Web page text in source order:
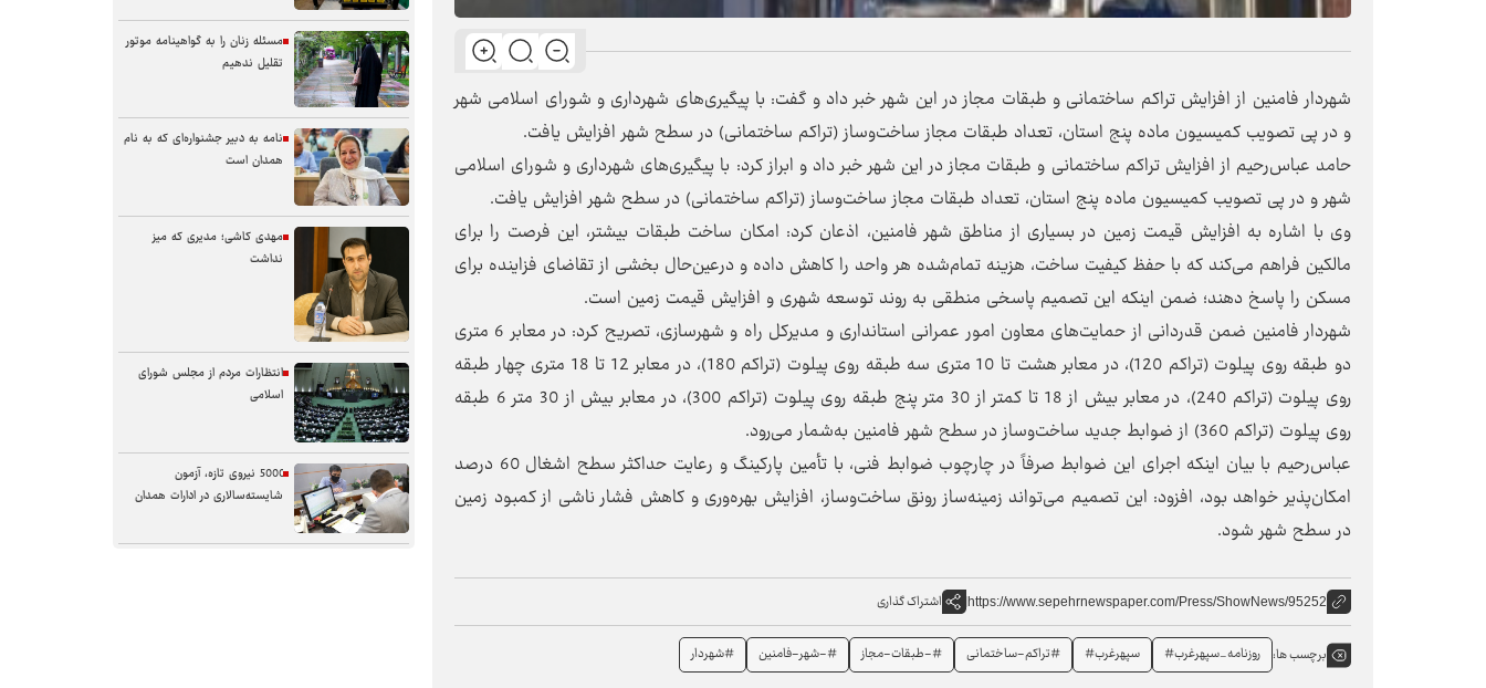
شهردار فامنین از افزایش تراکم ساختمانی و طبقات مجاز در این شهر خبر داد و گفت: با پیگیری‌های شهرداری و شورای اسلامی شهر
و در پی تصویب کمیسیون ماده پنج استان، تعداد طبقات مجاز ساخت‌وساز (تراکم ساختمانی) در سطح شهر افزایش یافت.
حامد عباس‌رحیم از افزایش تراکم ساختمانی و طبقات مجاز در این شهر خبر داد و ابراز کرد: با پیگیری‌های شهرداری و شورای اسلامی
شهر و در پی تصویب کمیسیون ماده پنج استان، تعداد طبقات مجاز ساخت‌وساز (تراکم ساختمانی) در سطح شهر افزایش یافت.
وی با اشاره به افزایش قیمت زمین در بسیاری از مناطق شهر فامنین، اذعان کرد: امکان ساخت طبقات بیشتر، این فرصت را برای
مالکین فراهم می‌کند که با حفظ کیفیت ساخت، هزینه تمام‌شده هر واحد را کاهش داده و درعین‌حال بخشی از تقاضای فزاینده برای
مسکن را پاسخ دهند؛ ضمن اینکه این تصمیم پاسخی منطقی به روند توسعه شهری و افزایش قیمت زمین است.
شهردار فامنین ضمن قدردانی از حمایت‌های معاون امور عمرانی استانداری و مدیرکل راه و شهرسازی، تصریح کرد: در معابر 6 متری
دو طبقه روی پیلوت (تراکم 120)، در معابر هشت تا 10 متری سه طبقه روی پیلوت (تراکم 180)، در معابر 12 تا 18 متری چهار طبقه
روی پیلوت (تراکم ‌240)، در معابر بیش از 18 تا کمتر از 30 متر پنج طبقه روی پیلوت (تراکم 300)، در معابر بیش از 30 متر 6 طبقه
روی پیلوت (تراکم 360) از ضوابط جدید ساخت‌وساز در سطح شهر فامنین به‌شمار می‌رود.
عباس‌رحیم با بیان اینکه اجرای این ضوابط صرفاً در چارچوب ضوابط فنی، با تأمین پارکینگ و رعایت حداکثر سطح اشغال 60 درصد
امکان‌پذیر خواهد بود، افزود: این تصمیم می‌تواند زمینه‌ساز رونق ساخت‌وساز، افزایش بهره‌وری و کاهش فشار ناشی از کمبود زمین
در سطح شهر شود.
https://www.sepehrnewspaper.com/Press/ShowNews/95252 اشتراک گذاری
برچسب ها: روزنامه_سپهرغرب# سپهرغرب# #تراکم-ساختمانی #-طبقات-مجاز #-شهر-فامنین #شهردار
مسئله زنان را به گواهینامه موتور
تقلیل ندهیم
نامه به دبیر جشنواره‌ای که به نام
همدان است
مهدی کاشی؛ مدیری که میز
نداشت
انتظارات مردم از مجلس شورای
اسلامی
5000 نیروی تازه، آزمون
شایسته‌سالاری در ادارات همدان